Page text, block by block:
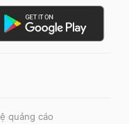
quảng cáo